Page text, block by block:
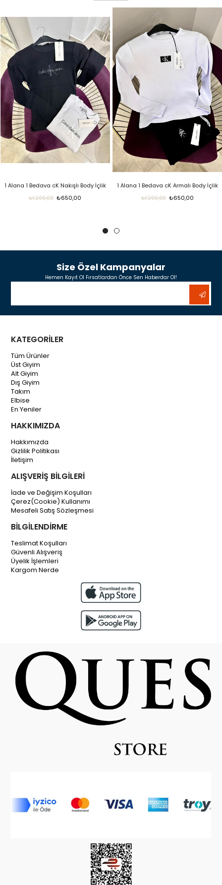
Body İçlik
1 Alana 1 Bedava cK Armalı Body İçlik
₺1.200,00
cK Nakışlı Body İçlik
₺900,00
Size Özel Kampanyalar
Hemen Kayıt Ol Fırsatlardan Önce Sen Haberdar Ol!
KATEGORİLER
Tüm Ürünler
Üst Giyim
Alt Giyim
Dış Giyim
Takım
Elbise
En Yeniler
HAKKIMIZDA
Hakkımızda
Gizlilik Politikası
İletişim
ALIŞVERİŞ BİLGİLERİ
İade ve Değişim Koşulları
Çerez(Cookie) Kullanımı
Mesafeli Satış Sözleşmesi
BİLGİLENDİRME
Teslimat Koşulları
Güvenli Alışveriş
Üyelik İşlemleri
Kargom Nerde